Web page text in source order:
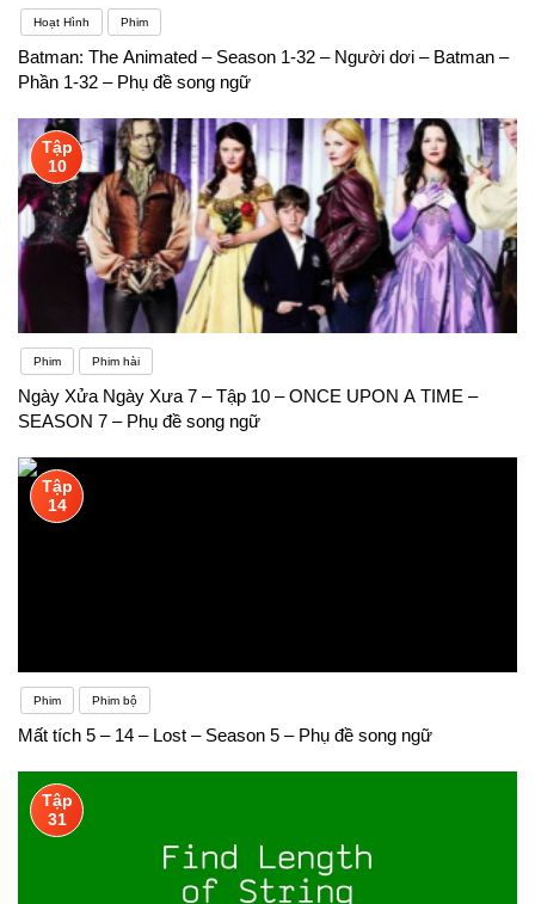
Hoạt Hình Phim
Batman: The Animated – Season 1-32 – Người dơi – Batman –
Phần 1-32 – Phụ đề song ngữ
Tập
10
Phim Phim hài
Ngày Xửa Ngày Xưa 7 – Tập 10 – ONCE UPON A TIME –
SEASON 7 – Phụ đề song ngữ
Tập
14
Phim Phim bộ
Mất tích 5 – 14 – Lost – Season 5 – Phụ đề song ngữ
Tập
31